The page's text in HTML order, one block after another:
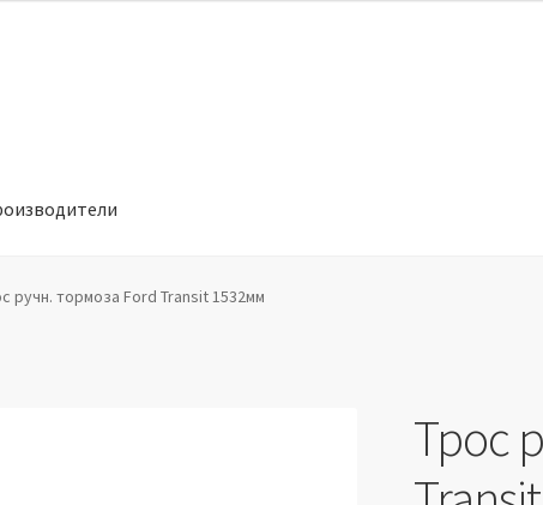
обработки персональных данных
ручн. тормоза Ford Transit 1532мм
Трос